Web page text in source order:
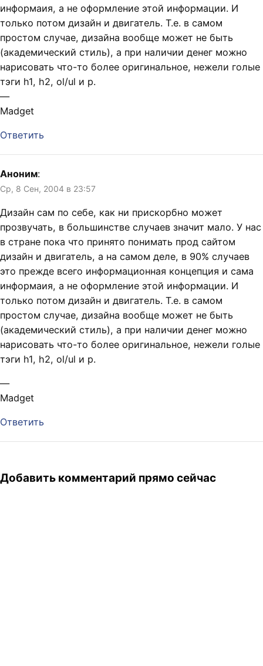
информаия, а не оформление этой информации. И
только потом дизайн и двигатель. Т.е. в самом
простом случае, дизайна вообще может не быть
(академический стиль), а при наличии денег можно
нарисовать что-то более оригинальное, нежели голые
тэги h1, h2, ol/ul и p.
—
Madget
Ответить
Аноним:
Ср, 8 Сен, 2004 в 23:57
Дизайн сам по себе, как ни прискорбно может
прозвучать, в большинстве случаев значит мало. У нас
в стране пока что принято понимать прод сайтом
дизайн и двигатель, а на самом деле, в 90% случаев
это прежде всего информационная концепция и сама
информаия, а не оформление этой информации. И
только потом дизайн и двигатель. Т.е. в самом
простом случае, дизайна вообще может не быть
(академический стиль), а при наличии денег можно
нарисовать что-то более оригинальное, нежели голые
тэги h1, h2, ol/ul и p.
—
Madget
Ответить
Добавить комментарий прямо сейчас